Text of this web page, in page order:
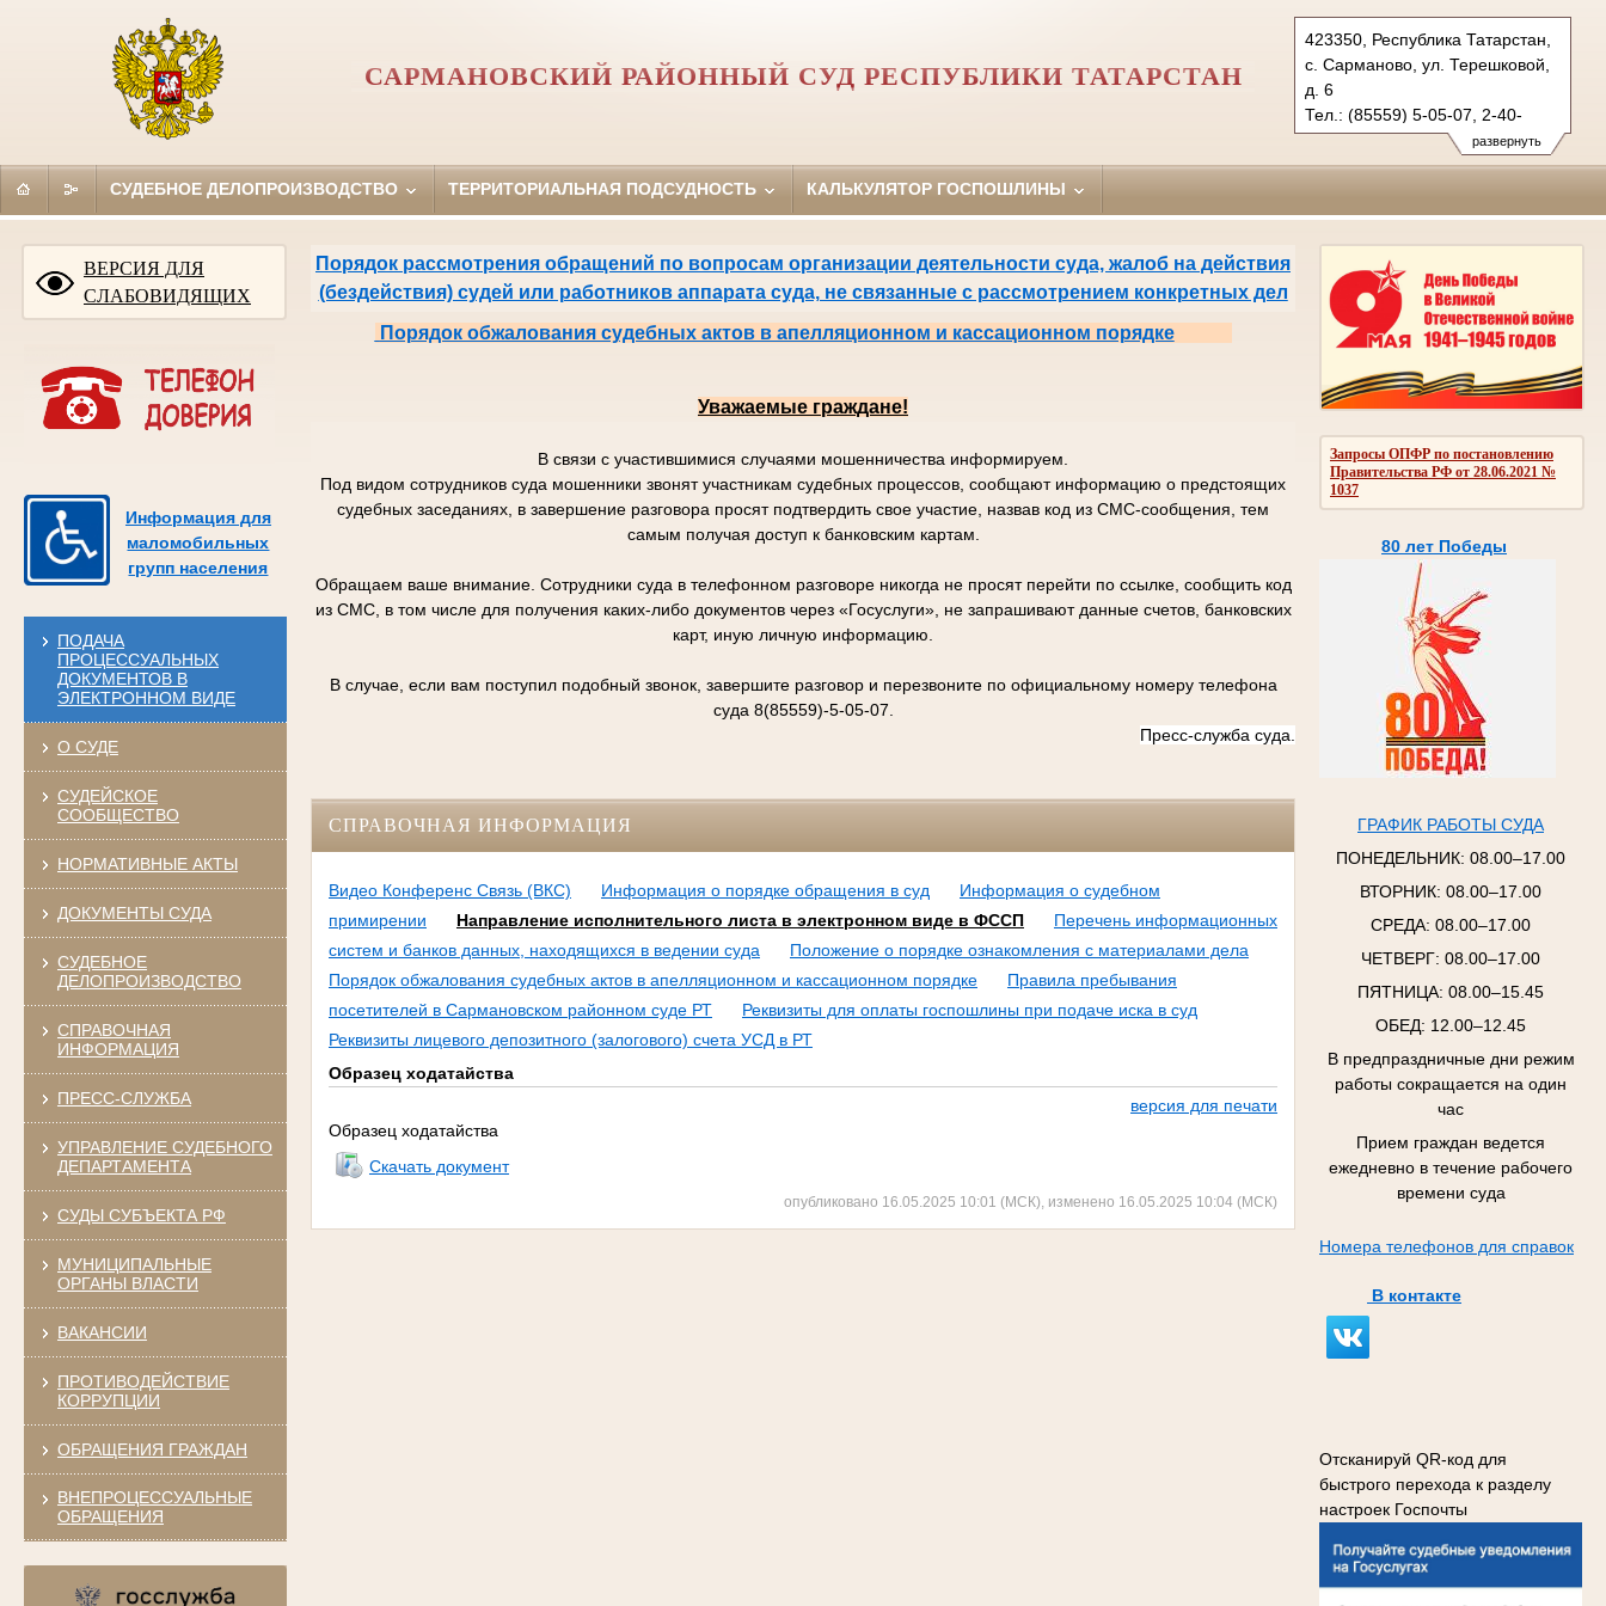
развернуть
423350, Республика Татарстан,
с. Сарманово, ул. Терешковой,
д. 6
Тел.: (85559) 5-05-07, 2-40-
35 (ф.)
sarmanovsky.tat@sudrf.ru
САРМАНОВСКИЙ РАЙОННЫЙ СУД РЕСПУБЛИКИ ТАТАРСТАН
СУДЕБНОЕ ДЕЛОПРОИЗВОДСТВО ТЕРРИТОРИАЛЬНАЯ ПОДСУДНОСТЬ КАЛЬКУЛЯТОР ГОСПОШЛИНЫ
ВЕРСИЯ ДЛЯ
СЛАБОВИДЯЩИХ
Информация для
маломобильных
групп населения
ПОДАЧА
ПРОЦЕССУАЛЬНЫХ
ДОКУМЕНТОВ В
ЭЛЕКТРОННОМ ВИДЕ
О СУДЕ
СУДЕЙСКОЕ
СООБЩЕСТВО
НОРМАТИВНЫЕ АКТЫ
ДОКУМЕНТЫ СУДА
СУДЕБНОЕ
ДЕЛОПРОИЗВОДСТВО
СПРАВОЧНАЯ
ИНФОРМАЦИЯ
ПРЕСС-СЛУЖБА
УПРАВЛЕНИЕ СУДЕБНОГО
ДЕПАРТАМЕНТА
СУДЫ СУБЪЕКТА РФ
МУНИЦИПАЛЬНЫЕ
ОРГАНЫ ВЛАСТИ
ВАКАНСИИ
ПРОТИВОДЕЙСТВИЕ
КОРРУПЦИИ
ОБРАЩЕНИЯ ГРАЖДАН
ВНЕПРОЦЕССУАЛЬНЫЕ
ОБРАЩЕНИЯ
Запросы ОПФР по постановлению
Правительства РФ от 28.06.2021 №
1037
80 лет Победы
ГРАФИК РАБОТЫ СУДА
ПОНЕДЕЛЬНИК: 08.00–17.00
ВТОРНИК: 08.00–17.00
СРЕДА: 08.00–17.00
ЧЕТВЕРГ: 08.00–17.00
ПЯТНИЦА: 08.00–15.45
ОБЕД: 12.00–12.45
В предпраздничные дни режим
работы сокращается на один
час
Прием граждан ведется
ежедневно в течение рабочего
времени суда
Номера телефонов для справок
В контакте
Отсканируй QR-код для
быстрого перехода к разделу
настроек Госпочты
Порядок рассмотрения обращений по вопросам организации деятельности суда, жалоб на действия
(бездействия) судей или работников аппарата суда, не связанные с рассмотрением конкретных дел
Порядок обжалования судебных актов в апелляционном и кассационном порядке
Уважаемые граждане!
В связи с участившимися случаями мошенничества информируем.
Под видом сотрудников суда мошенники звонят участникам судебных процессов, сообщают информацию о предстоящих
судебных заседаниях, в завершение разговора просят подтвердить свое участие, назвав код из СМС-сообщения, тем
самым получая доступ к банковским картам.
Обращаем ваше внимание. Сотрудники суда в телефонном разговоре никогда не просят перейти по ссылке, сообщить код
из СМС, в том числе для получения каких-либо документов через «Госуслуги», не запрашивают данные счетов, банковских
карт, иную личную информацию.
В случае, если вам поступил подобный звонок, завершите разговор и перезвоните по официальному номеру телефона
суда 8(85559)-5-05-07.
Пресс-служба суда.
СПРАВОЧНАЯ ИНФОРМАЦИЯ
Видео Конференс Связь (ВКС) Информация о порядке обращения в суд
Информация о судебном
примирении
Направление исполнительного листа в электронном виде в ФССП
Перечень информационных
систем и банков данных, находящихся в ведении суда
Положение о порядке ознакомления с материалами дела
Порядок обжалования судебных актов в апелляционном и кассационном порядке
Правила пребывания
посетителей в Сармановском районном суде РТ
Реквизиты для оплаты госпошлины при подаче иска в суд
Реквизиты лицевого депозитного (залогового) счета УСД в РТ
Образец ходатайства
версия для печати
Образец ходатайства
Скачать документ
опубликовано 16.05.2025 10:01 (МСК), изменено 16.05.2025 10:04 (МСК)